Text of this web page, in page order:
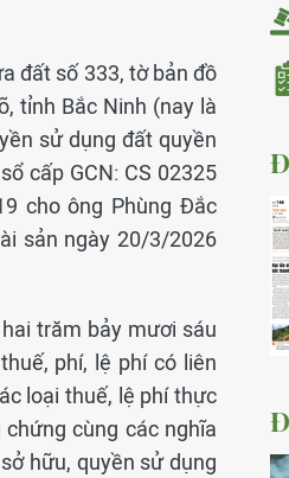
đất số 333, tờ bản đồ
tỉnh Bắc Ninh (nay là
sử dụng đất quyền
cấp GCN: CS 02325
cho ông Phùng Đắc
sản ngày 20/3/2026
trăm bảy mươi sáu
phí, lệ phí có liên
loại thuế, lệ phí thực
cùng các nghĩa
hữu, quyền sử dụng